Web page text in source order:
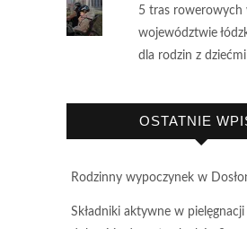
5 tras rowerowych
województwie
dla rodzin z dziećmi
OSTATNIE
Rodzinny wypoczynek w
Składniki aktywne w